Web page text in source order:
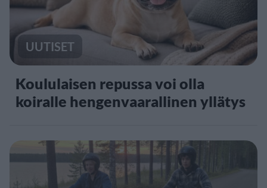
UUTISET
Koululaisen repussa voi olla
koiralle hengenvaarallinen yllätys